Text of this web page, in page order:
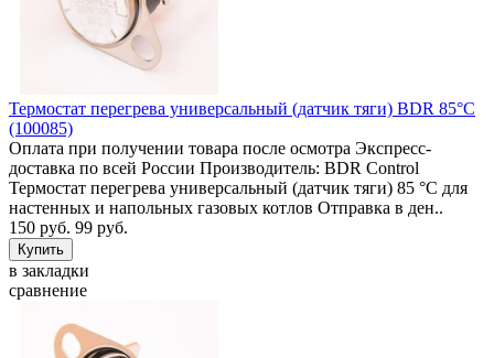
Термостат перегрева универсальный (датчик тяги) BDR 85°C
(100085)
Оплата при получении товара после осмотра Экспресс-
доставка по всей России Производитель: BDR Control
Термостат перегрева универсальный (датчик тяги) 85 °C для
настенных и напольных газовых котлов Отправка в ден..
150 руб. 99 руб.
в закладки
сравнение